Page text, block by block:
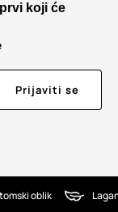
koji će
Prijaviti se
oblik